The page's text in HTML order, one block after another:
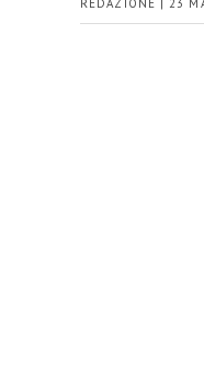
REDAZIONE | 23